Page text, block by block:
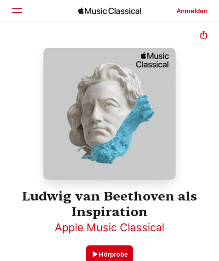
Anmelden
Startseite
Ludwig van Beethoven als
Inspiration
Apple Music Classical
Hörprobe